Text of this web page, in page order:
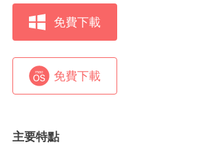
免費下載
免費下載
主要特點